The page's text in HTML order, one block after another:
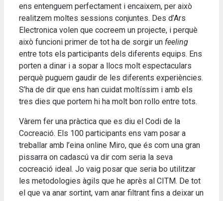
ens entenguem perfectament i encaixem, per això
realitzem moltes sessions conjuntes. Des d’Ars
Electronica volen que cocreem un projecte, i perquè
això funcioni primer de tot ha de sorgir un feeling
entre tots els participants dels diferents equips. Ens
porten a dinar i a sopar a llocs molt espectaculars
perquè puguem gaudir de les diferents experiències.
S’ha de dir que ens han cuidat moltíssim i amb els
tres dies que portem hi ha molt bon rollo entre tots.
Vàrem fer una pràctica que es diu el Codi de la
Cocreació. Els 100 participants ens vam posar a
treballar amb l’eina online Miro, que és com una gran
pissarra on cadascú va dir com seria la seva
cocreació ideal. Jo vaig posar que seria bo utilitzar
les metodologies àgils que he après al CITM. De tot
el que va anar sortint, vam anar filtrant fins a deixar un